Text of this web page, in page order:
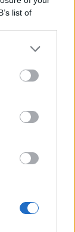
list of
third parties
Google
but
may click to
tags to